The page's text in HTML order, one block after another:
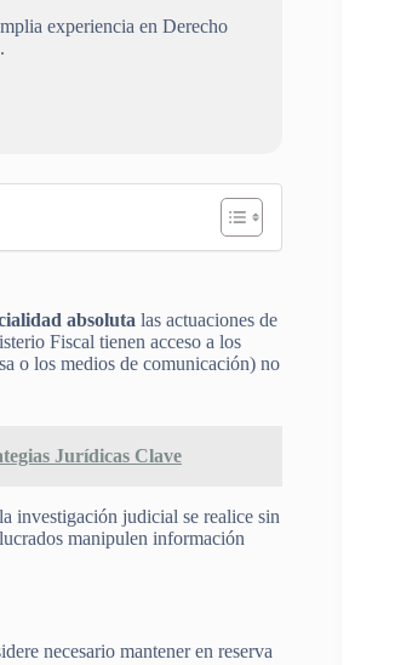
experiencia en Derecho
absoluta las actuaciones de
Fiscal tienen acceso a los
o los medios de comunicación) no
Jurídicas Clave
investigación judicial se realice sin
manipulen información
necesario mantener en reserva